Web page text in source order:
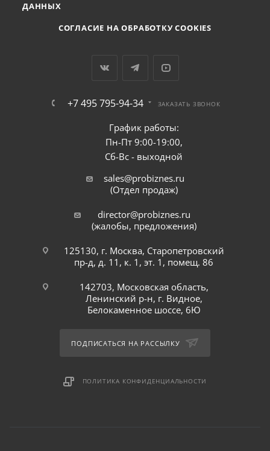
ДАННЫХ
СОГЛАСИЕ НА ОБРАБОТКУ COOKIES
+7 495 795-94-34 ЗАКАЗАТЬ ЗВОНОК
График работы:
Пн-Пт 9:00-19:00,
Сб-Вс - выходной
sales@probiznes.ru
(Отдел продаж)
director@probiznes.ru
(жалобы, предложения)
125130, г. Москва, Старопетровский
пр-д, д. 11, к. 1, эт. 1, помещ. 86
142703, Московская область,
Ленинский р-н, г. Видное,
Белокаменное шоссе, 6Ю
ПОДПИСАТЬСЯ НА РАССЫЛКУ
ПОЛИТИКА КОНФИДЕНЦИАЛЬНОСТИ